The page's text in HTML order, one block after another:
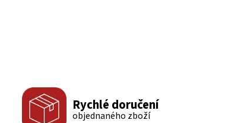
Rychlé doručení
objednaného zboží